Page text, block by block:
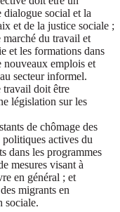
dialogue social et la
et de la justice sociale ;
marché du travail et
et les formations dans
nouveaux emplois et
secteur informel.
travail doit être
législation sur les
de chômage des
actives du
dans les programmes
mesures visant à
en général ; et
migrants en
sociale.